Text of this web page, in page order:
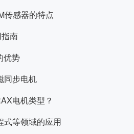
传感器的特点
南
优势
同步电机
电机类型？
式等领域的应用